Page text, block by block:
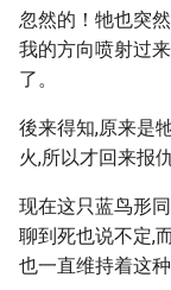
忽然的！牠也突
我的方向喷射过
了。
後来得知,原来是
火,所以才回来报仇
现在这只蓝鸟形
聊到死也说不定,
也一直维持着这种